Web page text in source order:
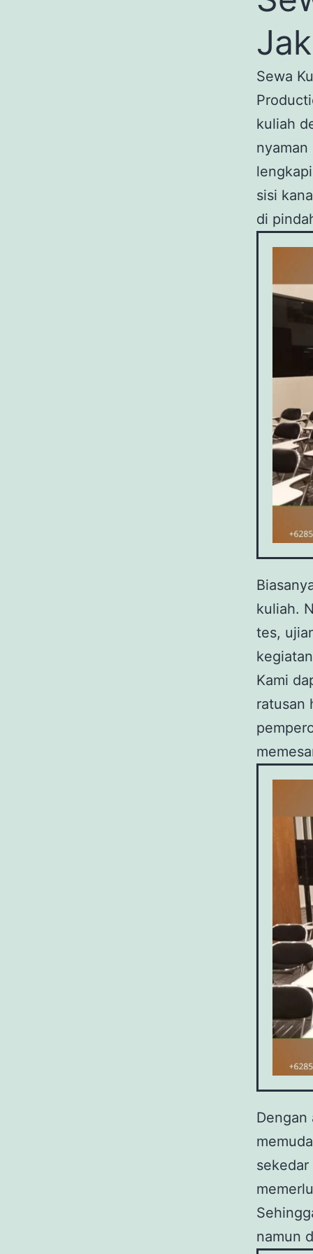
Sewa
kuliah
sisi
di
kuliah.
tes,
Kami
ratusan
Dengan
namun